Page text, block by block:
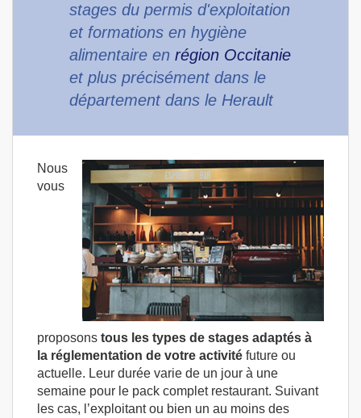
stages du permis d'exploitation
et formations en hygiène
alimentaire en région Occitanie
et plus précisément dans le
département dans le Herault
Nous
vous
proposons tous les types de stages adaptés à
la réglementation de votre activité future ou
actuelle. Leur durée varie de un jour à une
semaine pour le pack complet restaurant. Suivant
les cas, l’exploitant ou bien un au moins des